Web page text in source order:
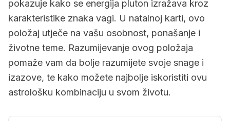
pokazuje kako se energija pluton izražava kroz
karakteristike znaka vagi. U natalnoj karti, ovo
položaj utječe na vašu osobnost, ponašanje i
životne teme. Razumijevanje ovog položaja
pomaže vam da bolje razumijete svoje snage i
izazove, te kako možete najbolje iskoristiti ovu
astrološku kombinaciju u svom životu.